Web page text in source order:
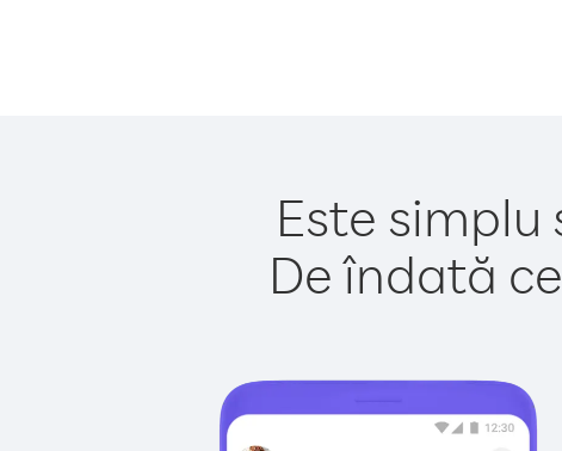
Este
De îndată